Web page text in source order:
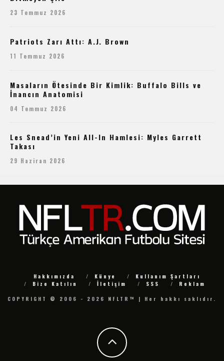
23 Temmuz 2026
Patriots Zarı Attı: A.J. Brown
11 Temmuz 2026
Masaların Ötesinde Bir Kimlik: Buffalo Bills ve
İnancın Anatomisi
04 Temmuz 2026
Les Snead’in Yeni All-In Hamlesi: Myles Garrett
Takası
29 Haziran 2026
Hakkımızda Künye
Kullanım Şartları
Bize Katılın
İletişim SSS
Reklam
COPYRIGHT © 2006 - 2026 NFLTR™ | Her hakkı saklıdır.